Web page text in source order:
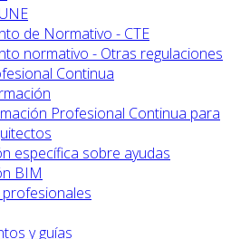
de Normativo - CTE
normativo - Otras regulaciones
Continua
Profesional Continua para
específica sobre ayudas
BIM
profesionales
y guías